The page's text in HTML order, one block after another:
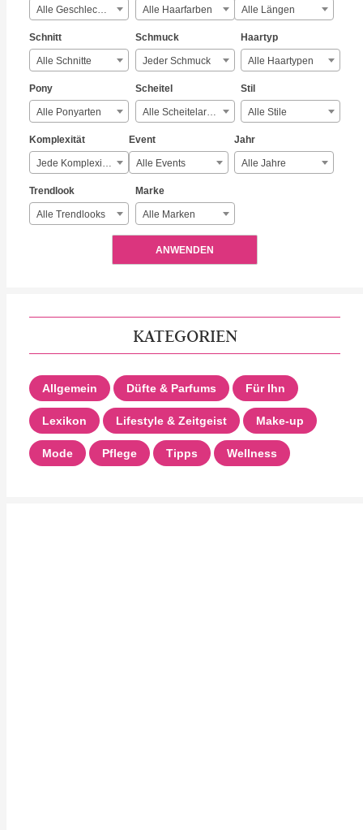
Alle Geschlechter Alle Haarfarben Alle Längen
Schnitt
Alle Schnitte
Schmuck
Jeder Schmuck
Haartyp
Alle Haartypen
Pony
Alle Ponyarten
Scheitel
Alle Scheitelarten
Stil
Alle Stile
Komplexität
Jede Komplexität
Event
Alle Events
Jahr
Alle Jahre
Trendlook
Alle Trendlooks
Marke
Alle Marken
ANWENDEN
KATEGORIEN
Allgemein Düfte & Parfums Für Ihn
Lexikon Lifestyle & Zeitgeist Make-up
Mode Pflege Tipps Wellness